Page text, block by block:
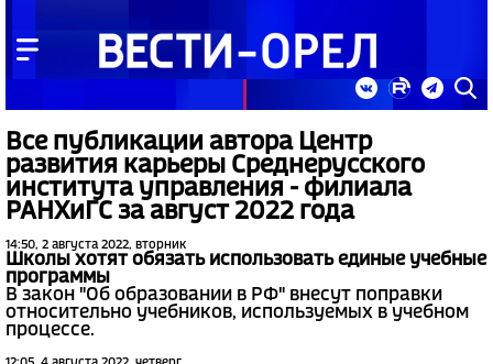
Все публикации автора Центр
развития карьеры Среднерусского
института управления - филиала
РАНХиГС за август 2022 года
14:50, 2 августа 2022, вторник
Школы хотят обязать использовать единые учебные
программы
В закон "Об образовании в РФ" внесут поправки
относительно учебников, используемых в учебном
процессе.